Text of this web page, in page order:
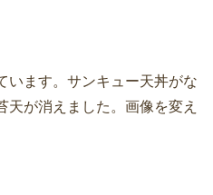
います。サンキュー天丼がな
天が消えました。画像を変え